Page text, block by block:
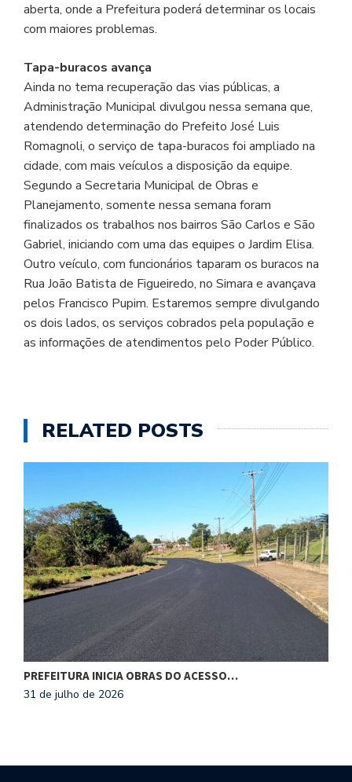
aberta, onde a Prefeitura poderá determinar os locais
com maiores problemas.
Tapa-buracos avança
Ainda no tema recuperação das vias públicas, a
Administração Municipal divulgou nessa semana que,
atendendo determinação do Prefeito José Luis
Romagnoli, o serviço de tapa-buracos foi ampliado na
cidade, com mais veículos a disposição da equipe.
Segundo a Secretaria Municipal de Obras e
Planejamento, somente nessa semana foram
finalizados os trabalhos nos bairros São Carlos e São
Gabriel, iniciando com uma das equipes o Jardim Elisa.
Outro veículo, com funcionários taparam os buracos na
Rua João Batista de Figueiredo, no Simara e avançava
pelos Francisco Pupim. Estaremos sempre divulgando
os dois lados, os serviços cobrados pela população e
as informações de atendimentos pelo Poder Público.
RELATED POSTS
PREFEITURA INICIA OBRAS DO ACESSO…
31 de julho de 2026